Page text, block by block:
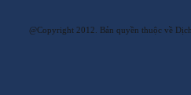
@Copyright 2012. Bản quyền thuộc về